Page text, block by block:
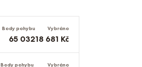
Body pohybu
65 032
Vybráno
18 681 Kč
Body pohybu Vybráno